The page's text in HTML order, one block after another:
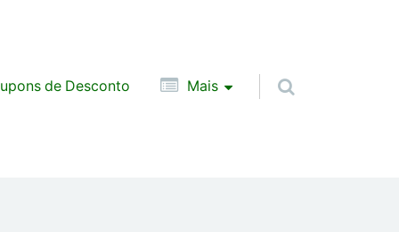
de Desconto Mais